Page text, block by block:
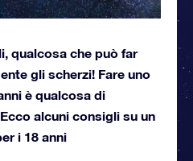
qualcosa che può far
gli scherzi! Fare uno
è qualcosa di
alcuni consigli su un
i 18 anni